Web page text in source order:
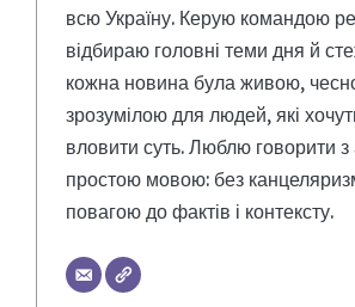
всю Україну. Керую командою
відбираю головні теми дня й
кожна новина була живою,
зрозумілою для людей, які
вловити суть. Люблю говорити з
простою мовою: без
повагою до фактів і контексту.